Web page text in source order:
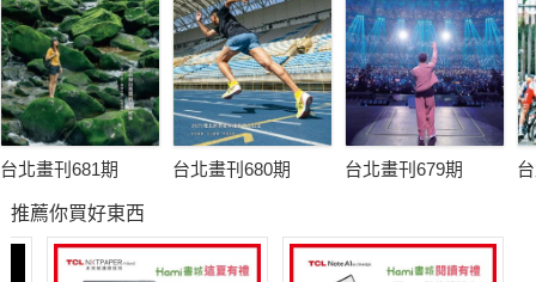
館站，火車轟隆隆直達全國唯一的海洋博物館。中正公園保留北
部人童年的遠足印象，暖暖擁有百年建築淨水廠與八角井樓。情
人湖波光粼粼，沿著環湖步道走，老鷹盤旋陪著散步。生態豐富
的瑪陵坑溪與友蚋溪僅一山之隔，五月桐花飄落最美。崁仔頂漁
市凌晨熱鬧開市，喊魚買魚，把最新鮮的帶回家。阿根納造船
小小基隆有點深，來來來，像是泡在海泳池般，自在的享受陽光
台北畫刊681期 台北畫刊680期 台北畫刊679期
推薦你買好東西